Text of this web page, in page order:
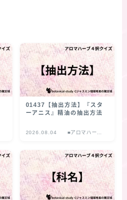
01437【抽出方法】『スタ
ーアニス』精油の抽出方法
2026.08.04
■アロマハーブ